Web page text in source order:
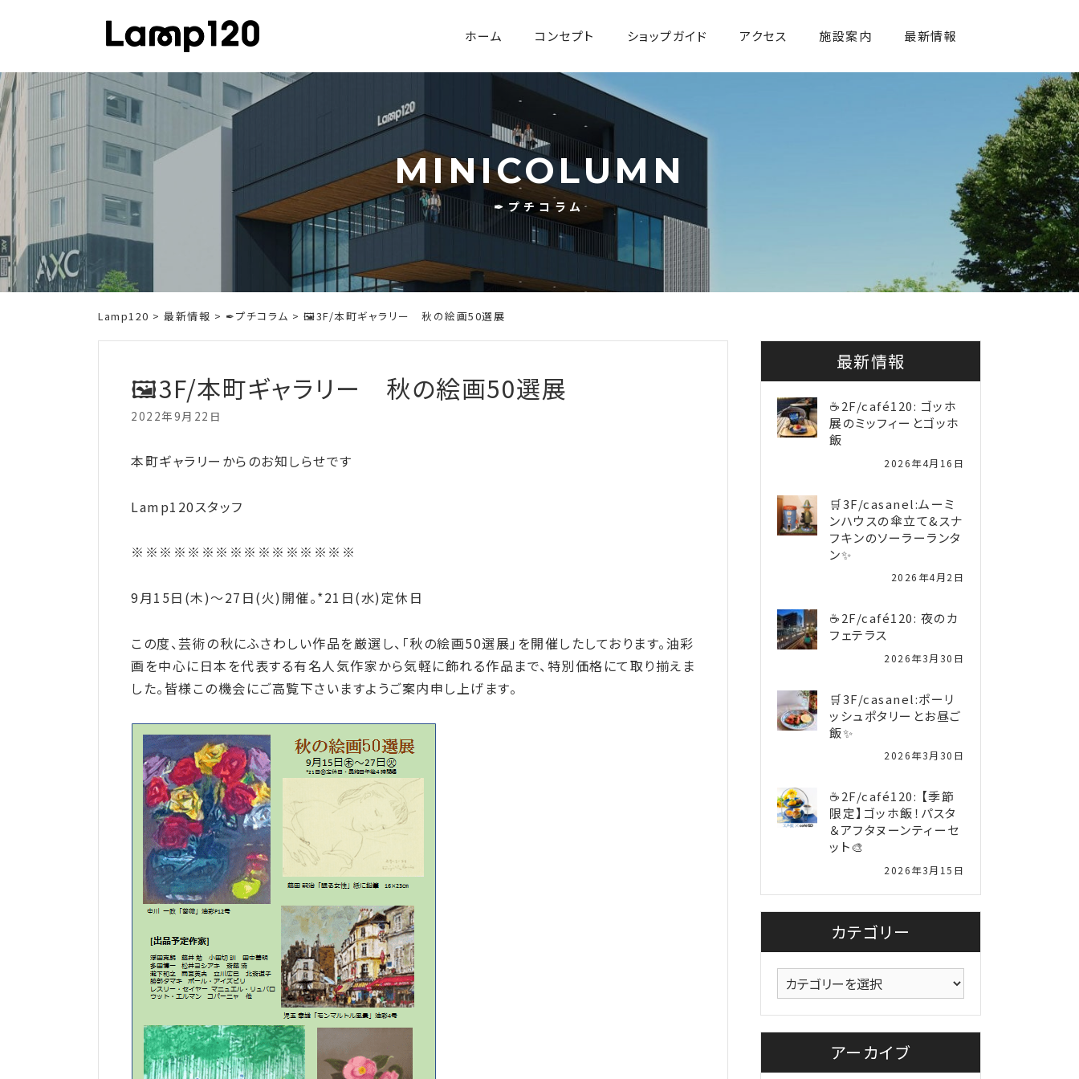
ホーム コンセプト ショップガイド アクセス 施設案内 最新情報
MINICOLUMN
✒プチコラム
Lamp120 > 最新情報 > ✒プチコラム > 🖼️3F/本町ギャラリー 秋の絵画50選展
🖼️3F/本町ギャラリー 秋の絵画50選展
2022年9月22日
本町ギャラリーからのお知しらせです
Lamp120スタッフ
※※※※※※※※※※※※※※※※
9月15日(木)～27日(火)開催。*21日(水)定休日
この度、芸術の秋にふさわしい作品を厳選し、「秋の絵画50選展」を開催したしております。油彩
画を中心に日本を代表する有名人気作家から気軽に飾れる作品まで、特別価格にて取り揃えま
した。皆様この機会にご高覧下さいますようご案内申し上げます。
最新情報
☕2F/café120: ゴッホ
展のミッフィーとゴッホ
飯
2026年4月16日
🛒3F/casanel:ムーミ
ンハウスの傘立て&スナ
フキンのソーラーランタ
ン✨️
2026年4月2日
☕2F/café120: 夜のカ
フェテラス
2026年3月30日
🛒3F/casanel:ポーリ
ッシュポタリーとお昼ご
飯✨
2026年3月30日
☕2F/café120: 【季節
限定】ゴッホ飯！パスタ
＆アフタヌーンティーセ
ット🎨
2026年3月15日
カテゴリー
カ
テ
ゴ
アーカイブ